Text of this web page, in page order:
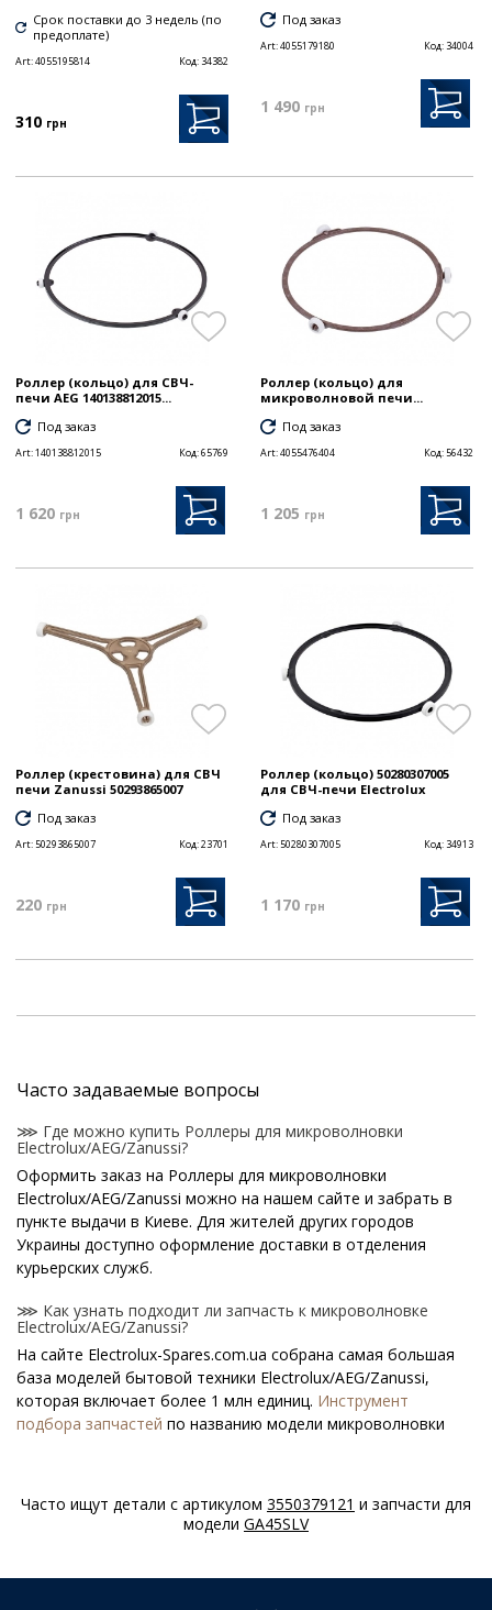
Срок поставки до 3 недель (по
предоплате)
Art:4055195814 Код: 34382
310 грн
Под заказ
Art:4055179180 Код: 34004
1 490 грн
Роллер (кольцо) для СВЧ-
печи AEG 140138812015...
Под заказ
Art:140138812015 Код:65769
1 620 грн
Роллер (кольцо) для
микроволновой печи...
Под заказ
Art:4055476404 Код:56432
1 205 грн
Роллер (крестовина) для СВЧ
печи Zanussi 50293865007
Под заказ
Art:50293865007 Код:23701
220 грн
Роллер (кольцо) 50280307005
для СВЧ-печи Electrolux
Под заказ
Art:50280307005 Код: 34913
1 170 грн
Часто задаваемые вопросы
⋙ Где можно купить Роллеры для микроволновки
Electrolux/AEG/Zanussi?
Оформить заказ на Роллеры для микроволновки
Electrolux/AEG/Zanussi можно на нашем сайте и забрать в
пункте выдачи в Киеве. Для жителей других городов
Украины доступно оформление доставки в отделения
курьерских служб.
⋙ Как узнать подходит ли запчасть к микроволновке
Electrolux/AEG/Zanussi?
На сайте Electrolux-Spares.com.ua собрана самая большая
база моделей бытовой техники Electrolux/AEG/Zanussi,
которая включает более 1 млн единиц. Инструмент
подбора запчастей по названию модели микроволновки
Electrolux/AEG/Zanussi?
Специальная наклейка производителя с названием модели
микроволновки Electrolux/AEG/Zanussi.
Часто ищут детали с артикулом 3550379121 и запчасти для
модели GA45SLV